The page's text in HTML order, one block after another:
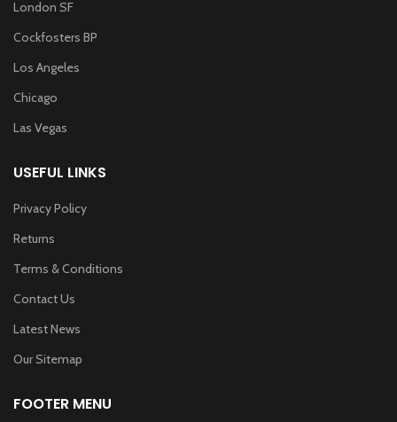
London SF
Cockfosters BP
Los Angeles
Chicago
Las Vegas
USEFUL LINKS
Privacy Policy
Returns
Terms & Conditions
Contact Us
Latest News
Our Sitemap
FOOTER MENU